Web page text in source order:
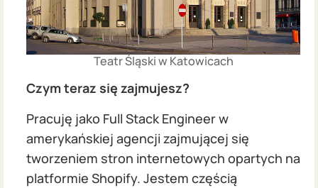
Teatr Śląski w Katowicach
Czym teraz się zajmujesz?
Pracuję jako Full Stack Engineer w
amerykańskiej agencji zajmującej się
tworzeniem stron internetowych opartych na
platformie Shopify. Jestem częścią